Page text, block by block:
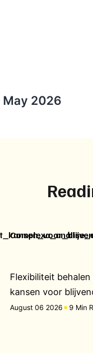
May 2026
Flexibiliteit
kansen voor
August 06 2026 9 Min